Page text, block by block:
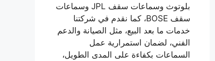
بلوتوث وسماعات سقف JPL وسماعات
سقف BOSE، كما نقدم في شركتنا
خدمات ما بعد البيع، مثل الصيانة والدعم
الفني، لضمان استمرارية عمل
السماعات بكفاءة على المدى الطويل،